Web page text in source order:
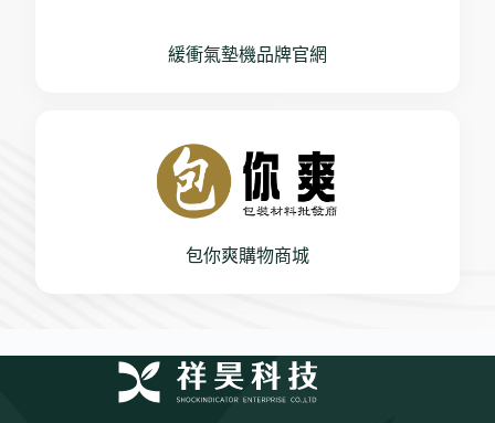
緩衝氣墊機品牌官網
包你爽購物商城